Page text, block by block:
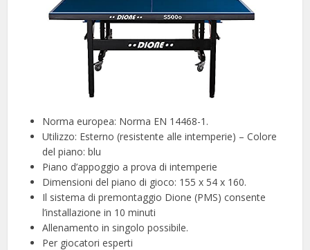
Norma europea: Norma EN 14468-1.
Utilizzo: Esterno (resistente alle intemperie) – Colore
del piano: blu
Piano d’appoggio a prova di intemperie
Dimensioni del piano di gioco: 155 x 54 x 160.
Il sistema di premontaggio Dione (PMS) consente
l’installazione in 10 minuti
Allenamento in singolo possibile.
Per giocatori esperti